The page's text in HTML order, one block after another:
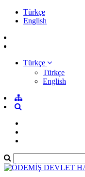
Türkçe
English
Türkçe
Türkçe
English